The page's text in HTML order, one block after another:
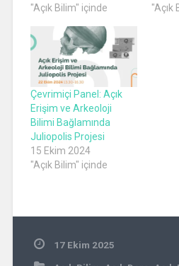
"Açık Bilim" içinde
"Açık
Çevrimiçi Panel: Açık
Erişim ve Arkeoloji
Bilimi Bağlamında
Juliopolis Projesi
15 Ekim 2024
"Açık Bilim" içinde
17 Ekim 2025